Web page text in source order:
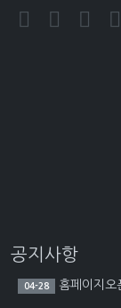
공지사항
04-28 홈페이지오